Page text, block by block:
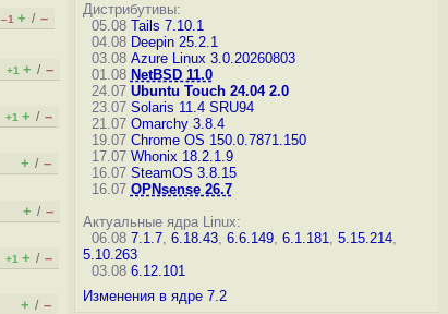
–1 + / –
+1 + / –
+1 + / –
+ / –
+ / –
+1 + / –
+ / –
Дистрибутивы:
05.08 Tails 7.10.1
04.08 Deepin 25.2.1
03.08 Azure Linux 3.0.20260803
01.08 NetBSD 11.0
24.07 Ubuntu Touch 24.04 2.0
23.07 Solaris 11.4 SRU94
21.07 Omarchy 3.8.4
19.07 Chrome OS 150.0.7871.150
17.07 Whonix 18.2.1.9
16.07 SteamOS 3.8.15
16.07 OPNsense 26.7
Актуальные ядра Linux:
06.08 7.1.7, 6.18.43, 6.6.149, 6.1.181, 5.15.214,
5.10.263
03.08 6.12.101
Изменения в ядре 7.2